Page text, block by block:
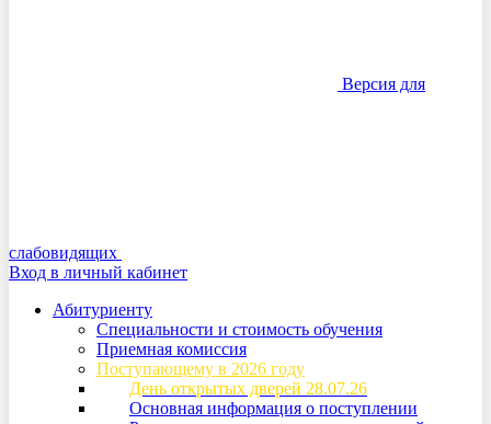
Версия для
слабовидящих
Вход в личный кабинет
Абитуриенту
Специальности и стоимость обучения
Приемная комиссия
Поступающему в 2026 году
День открытых дверей 28.07.26
Основная информация о поступлении